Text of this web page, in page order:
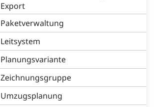
Export
Paketverwaltung
Leitsystem
Planungsvariante
Zeichnungsgruppe
Umzugsplanung